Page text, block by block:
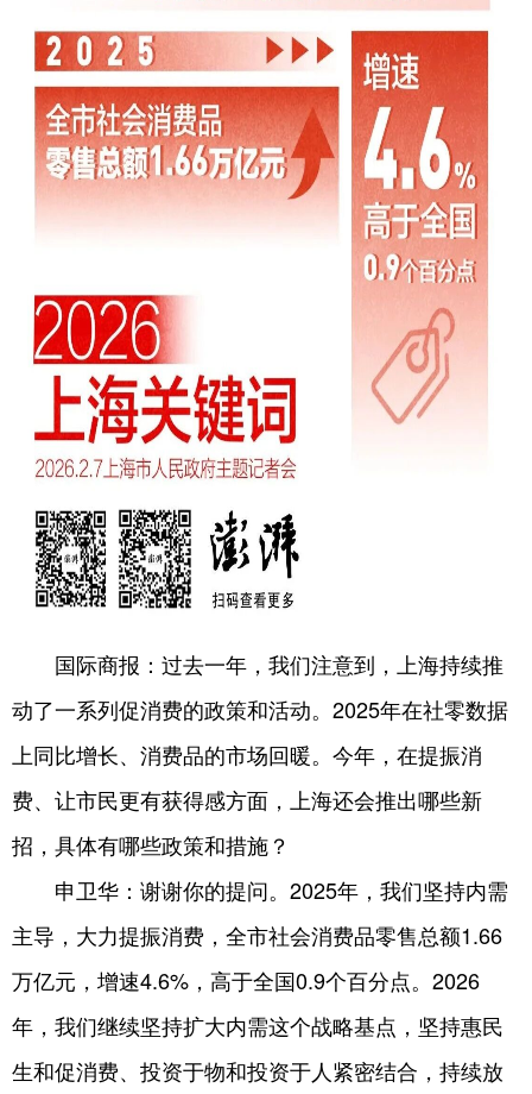
国际商报：过去一年，我们注意到，上海持续推
动了一系列促消费的政策和活动。2025年在社零数据
上同比增长、消费品的市场回暖。今年，在提振消
费、让市民更有获得感方面，上海还会推出哪些新
招，具体有哪些政策和措施？
申卫华：谢谢你的提问。2025年，我们坚持内需
主导，大力提振消费，全市社会消费品零售总额1.66
万亿元，增速4.6%，高于全国0.9个百分点。2026
年，我们继续坚持扩大内需这个战略基点，坚持惠民
生和促消费、投资于物和投资于人紧密结合，持续放